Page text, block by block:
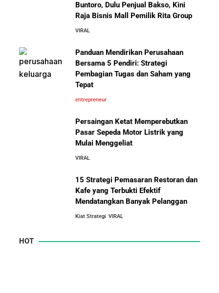
Buntoro, Dulu Penjual Bakso, Kini
Raja Bisnis Mall Pemilik Rita Group
VIRAL
Panduan Mendirikan Perusahaan
Bersama 5 Pendiri: Strategi
Pembagian Tugas dan Saham yang
Tepat
entrepreneur
Persaingan Ketat Memperebutkan
Pasar Sepeda Motor Listrik yang
Mulai Menggeliat
VIRAL
15 Strategi Pemasaran Restoran dan
Kafe yang Terbukti Efektif
Mendatangkan Banyak Pelanggan
Kiat Strategi VIRAL
HOT